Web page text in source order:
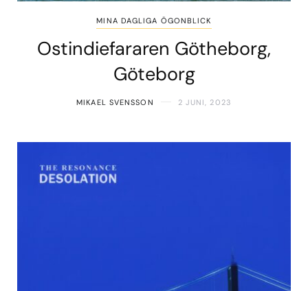
MINA DAGLIGA ÖGONBLICK
Ostindiefararen Götheborg,
Göteborg
MIKAEL SVENSSON 2 JUNI, 2023